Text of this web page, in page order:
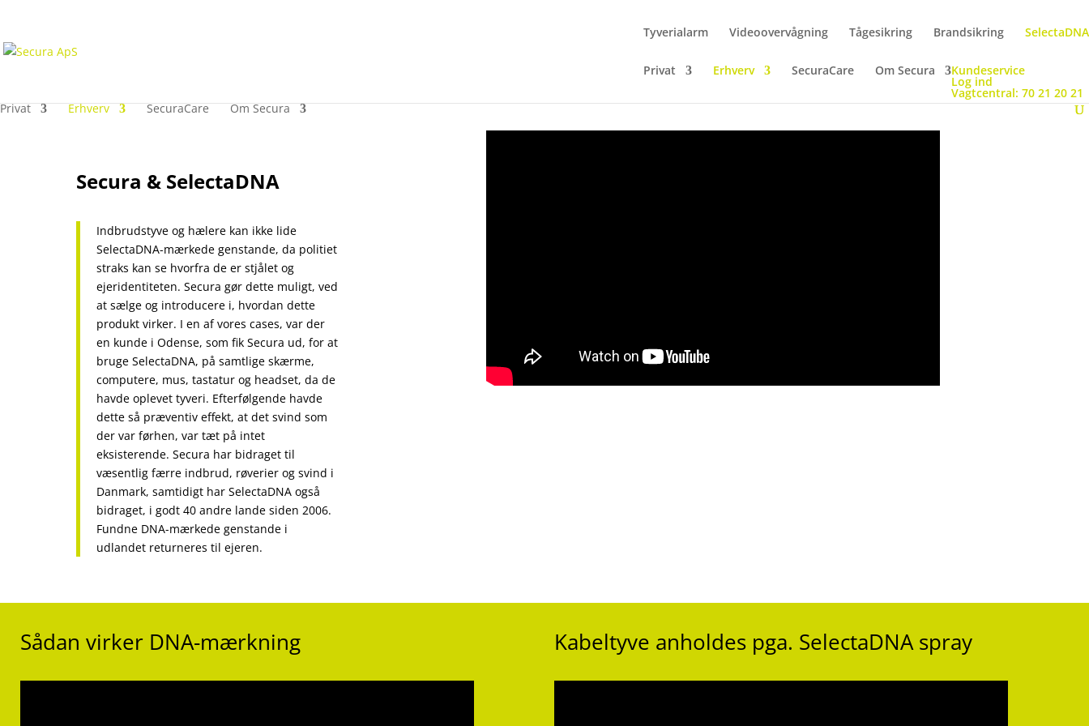
Tyverialarm Videoovervågning Tågesikring Brandsikring SelectaDNA
Privat Erhverv SecuraCare Om Secura Kundeservice
Log ind
Vagtcentral: 70 21 20 21
Privat
Erhverv SecuraCare Om Secura
Secura & SelectaDNA
Indbrudstyve og hælere kan ikke lide
SelectaDNA-mærkede genstande, da politiet
straks kan se hvorfra de er stjålet og
ejeridentiteten. Secura gør dette muligt, ved
at sælge og introducere i, hvordan dette
produkt virker. I en af vores cases, var der
en kunde i Odense, som fik Secura ud, for at
bruge SelectaDNA, på samtlige skærme,
computere, mus, tastatur og headset, da de
havde oplevet tyveri. Efterfølgende havde
dette så præventiv effekt, at det svind som
der var førhen, var tæt på intet
eksisterende. Secura har bidraget til
væsentlig færre indbrud, røverier og svind i
Danmark, samtidigt har SelectaDNA også
bidraget, i godt 40 andre lande siden 2006.
Fundne DNA-mærkede genstande i
udlandet returneres til ejeren.
Sådan virker DNA-mærkning Kabeltyve anholdes pga. SelectaDNA spray